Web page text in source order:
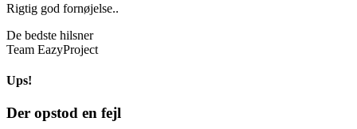
Rigtig god fornøjelse..
De bedste hilsner
Team EazyProject
Ups!
Der opstod en fejl